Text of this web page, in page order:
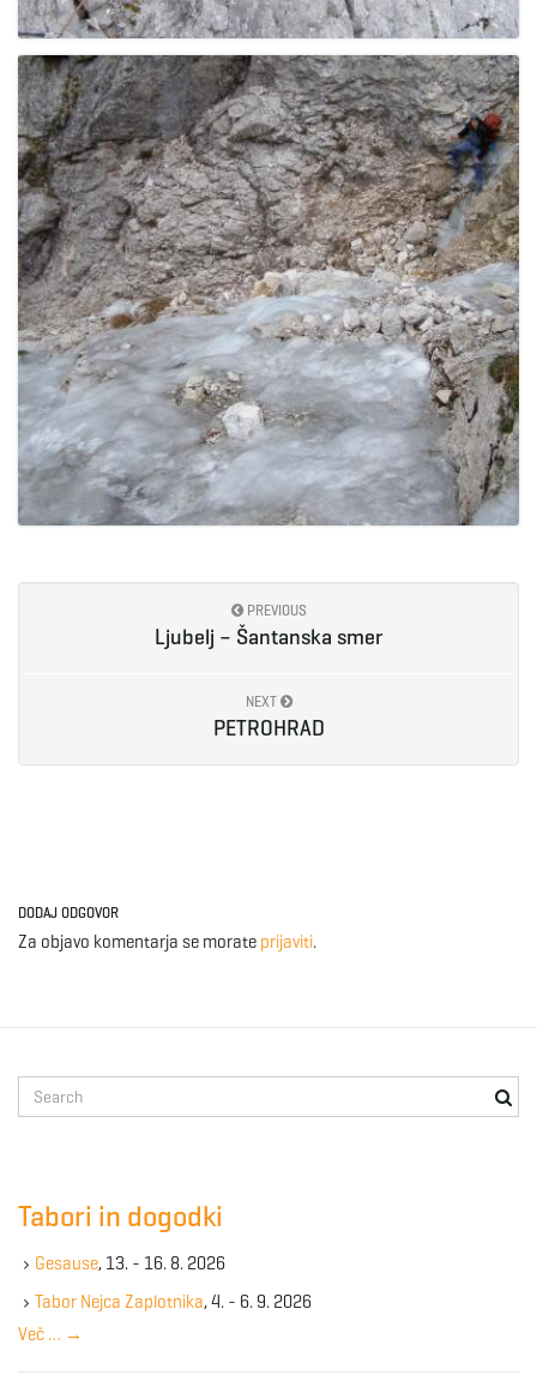
PREVIOUS
Ljubelj – Šantanska smer
NEXT
PETROHRAD
DODAJ ODGOVOR
Za objavo komentarja se morate prijaviti.
e
e
y
w
Tabori in dogodki
Gesause, 13. - 16. 8. 2026
Tabor Nejca Zaplotnika, 4. - 6. 9. 2026
Več … →